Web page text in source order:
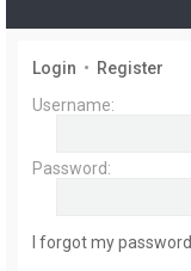
Login • Register
Username:
Password:
I forgot my password